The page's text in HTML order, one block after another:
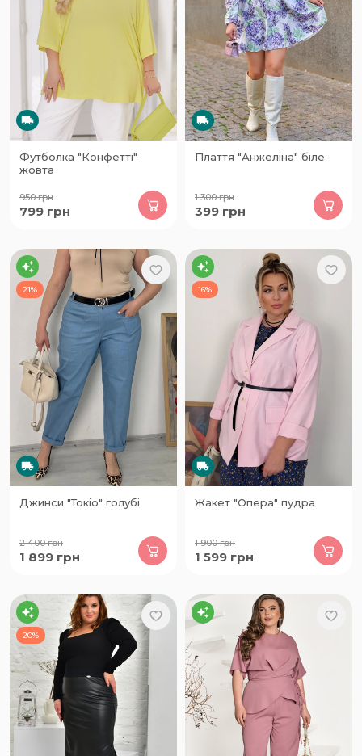
Футболка "Конфетті"
жовта
950грн
799 грн
Плаття "Анжеліна" біле
1 300грн
399 грн
21%
Джинси "Токіо" голубі
2 400грн
1 899 грн
16%
Жакет "Опера" пудра
1 900грн
1 599 грн
20%